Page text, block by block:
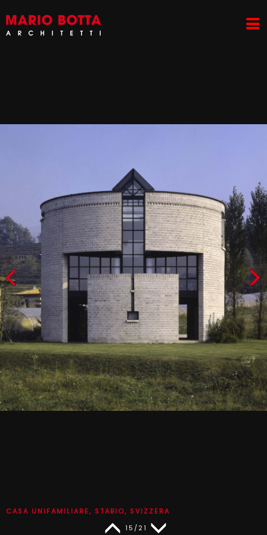
CASA UNIFAMILIARE, STABIO, SVIZZERA
15/21